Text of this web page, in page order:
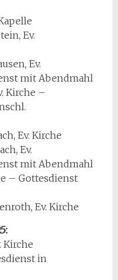
Ev.
Ev.
mit Abendmahl
Kirche –
Ev. Kirche
Ev.
mit Abendmahl
– Gottesdienst
Ev. Kirche
Kirche
in